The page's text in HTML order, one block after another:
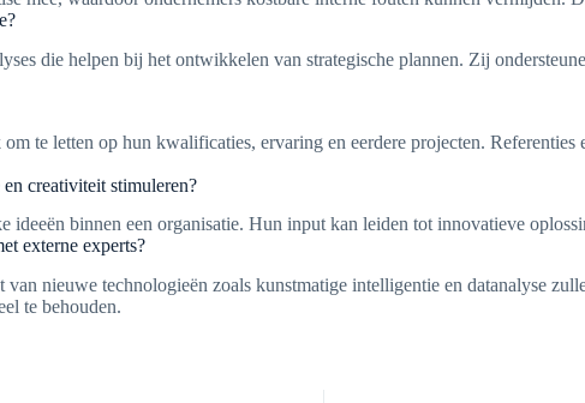
die helpen bij het ontwikkelen van strategische plannen. Zij
te letten op hun kwalificaties, ervaring en eerdere projecten.
creativiteit stimuleren?
ideeën binnen een organisatie. Hun input kan leiden tot innovatieve
externe experts?
nieuwe technologieën zoals kunstmatige intelligentie en datanalyse
te behouden.